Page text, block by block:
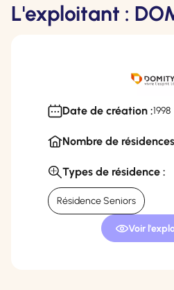
L'exploitant :
Date de création :1998
Nombre de
Types de résidence :
Résidence Seniors
Voir